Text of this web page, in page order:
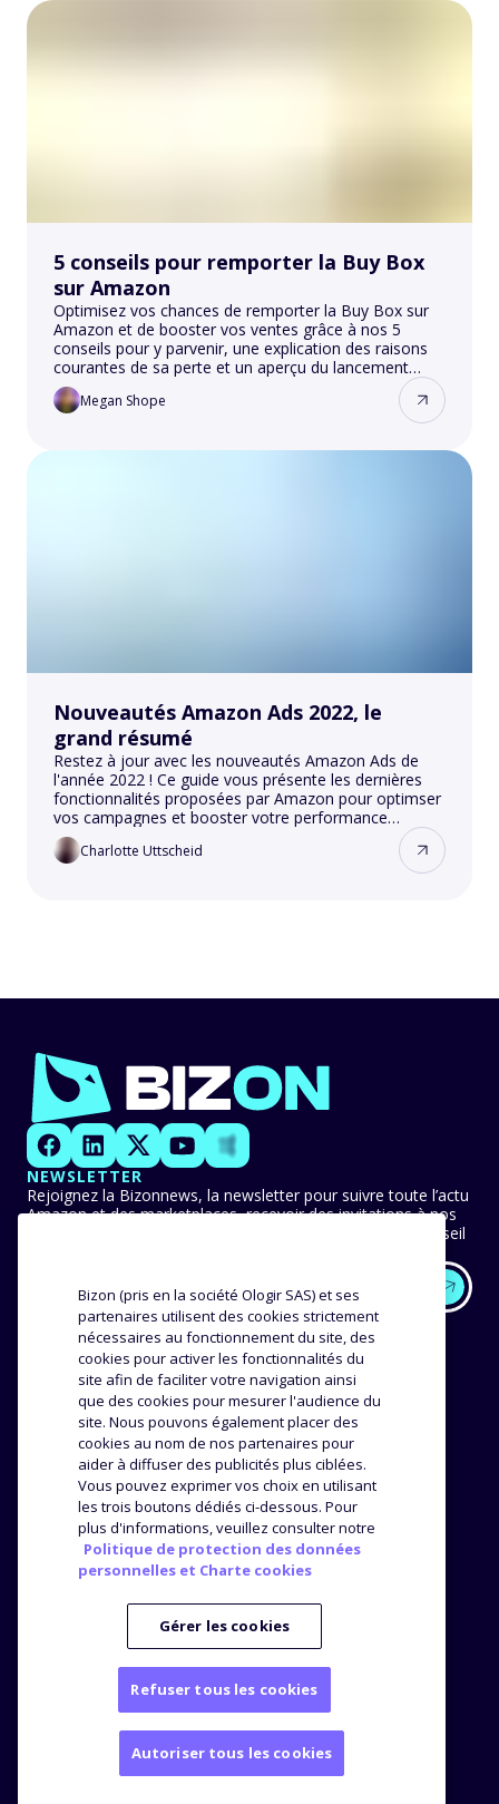
5 conseils pour remporter la Buy Box
sur Amazon
Optimisez vos chances de remporter la Buy Box sur
Amazon et de booster vos ventes grâce à nos 5
conseils pour y parvenir, une explication des raisons
courantes de sa perte et un aperçu du lancement
récent de la deuxième Buy Box, permettant des
opportunités de vente plus équitables.
Megan Shope
Nouveautés Amazon Ads 2022, le
grand résumé
Restez à jour avec les nouveautés Amazon Ads de
l'année 2022 ! Ce guide vous présente les dernières
fonctionnalités proposées par Amazon pour optimser
vos campagnes et booster votre performance
publicitaire.
Charlotte Uttscheid
NEWSLETTER
Rejoignez la Bizonnews, la newsletter pour suivre toute l’actu
Amazon et des marketplaces, recevoir des invitations à nos
événements en avant-première et ne manquer aucun conseil
EXPERTISE
Méthodologie
Distribution
Analyse produit
NOS CLIENTS
Success stories
Avis et témoignages
ENTREPRISE
L’agence
Nos offres
RESSOURCES
Top Brands
Blog
Webinars
Presse
Politique de protection des données personnelles
2026145 rue de Courcelles - 75017 Paris - France
Bizon (pris en la société Ologir SAS) et ses
partenaires utilisent des cookies strictement
nécessaires au fonctionnement du site, des
cookies pour activer les fonctionnalités du
site afin de faciliter votre navigation ainsi
que des cookies pour mesurer l'audience du
site. Nous pouvons également placer des
cookies au nom de nos partenaires pour
aider à diffuser des publicités plus ciblées.
Vous pouvez exprimer vos choix en utilisant
les trois boutons dédiés ci-dessous. Pour
plus d'informations, veuillez consulter notre
Politique de protection des données
personnelles et Charte cookies
Gérer les cookies
Refuser tous les cookies
Autoriser tous les cookies